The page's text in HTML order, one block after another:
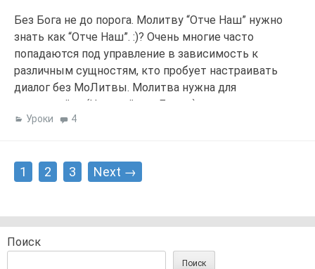
Без Бога не до порога. Молитву “Отче Наш” нужно
знать как “Отче Наш”. :)? Очень многие часто
попадаются под управление в зависимость к
различным сущностям, кто пробует настраивать
диалог без МоЛитвы. Молитва нужна для
сонастройки (Настройки с Богом), для очищения
мыслей и перехода на более высоки вибрации. Без
Уроки 4
Posts
1 2 3 Next →
Поиск
Поиск